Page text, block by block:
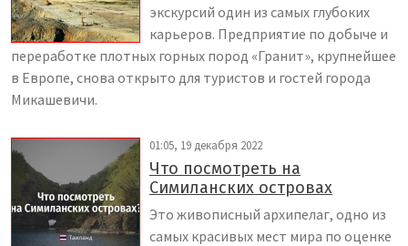
экскурсий один из самых глубоких
карьеров. Предприятие по добыче и
переработке плотных горных пород «Гранит», крупнейшее
в Европе, снова открыто для туристов и гостей города
Микашевичи.
01:05, 19 декабря 2022
Что посмотреть на
Симиланских островах
Это живописный архипелаг, одно из
самых красивых мест мира по оценке